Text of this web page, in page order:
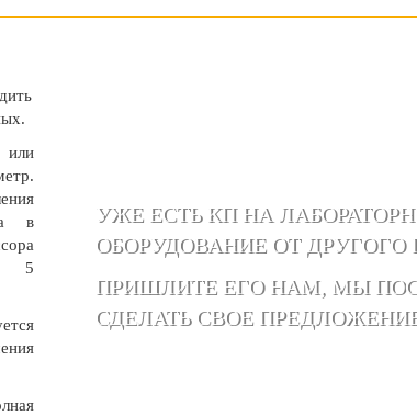
в
5
УЖЕ ЕСТЬ КП НА
ОБОРУДОВАНИЕ ОТ
ПРИШЛИТЕ ЕГО НАМ, МЫ
СДЕЛАТЬ СВОЕ